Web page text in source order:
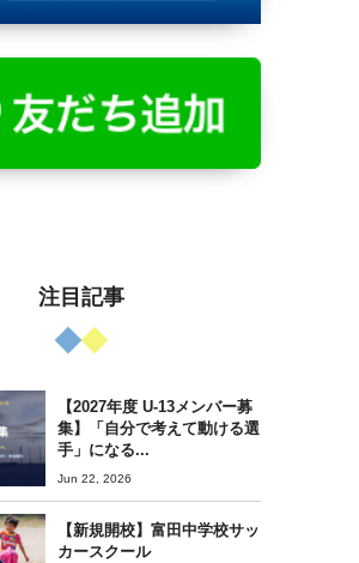
注目記事
【2027年度 U-13メンバー募
集】「自分で考えて動ける選
手」になる...
Jun 22, 2026
【新規開校】富田中学校サッ
カースクール